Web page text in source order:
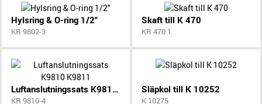
Hylsring & O-ring 1/2"
KR 9802-3
Skaft till K 470
KR 470 1
Luftanslutningssats K9810 K9811
KR 9810-4
Släpkol till K 10252
K 10275